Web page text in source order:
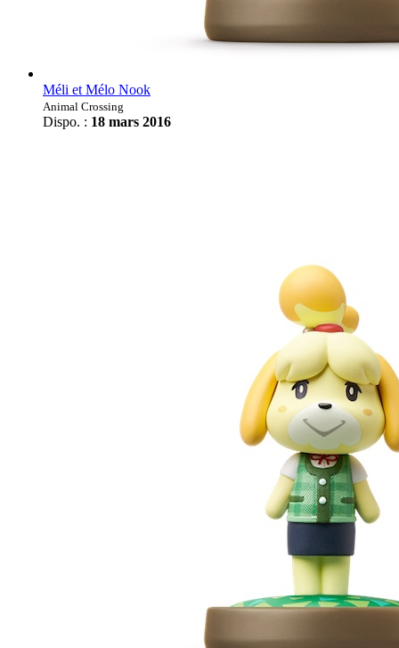
Méli et Mélo Nook
Animal Crossing
Dispo. : 18 mars 2016